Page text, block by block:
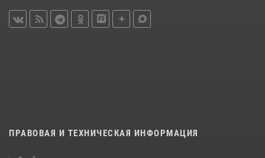
ПРАВОВАЯ И ТЕХНИЧЕСКАЯ ИНФОРМАЦИЯ